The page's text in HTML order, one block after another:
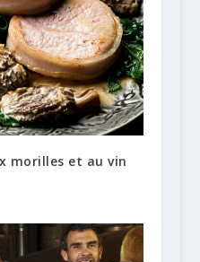
morilles et au vin